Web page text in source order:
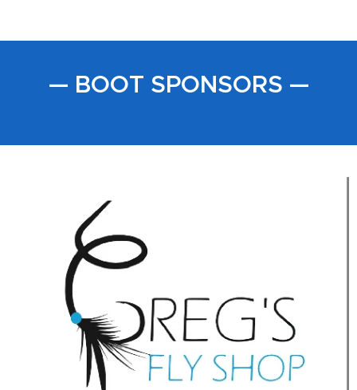
— BOOT SPONSORS —